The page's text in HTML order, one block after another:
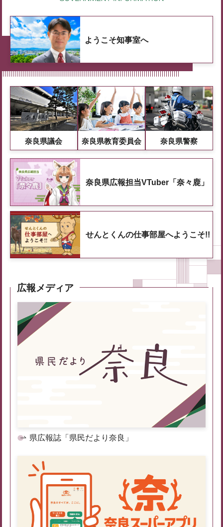
ようこそ知事室へ
奈良県議会 奈良県教育委員会 奈良県警察
奈良県広報担当VTuber「奈々鹿」
せんとくんの仕事部屋へようこそ!!
広報メディア
県広報誌「県民だより奈良」